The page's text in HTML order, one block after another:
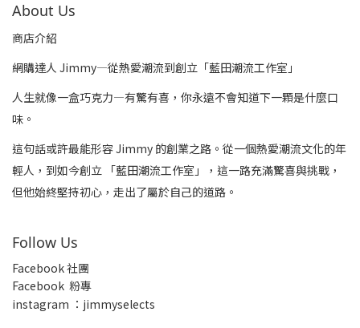
About Us
商店介紹
網購達人 Jimmy—從熱愛潮流到創立「藍田潮流工作室」
人生就像一盒巧克力—有驚有喜，你永遠不會知道下一顆是什麼口
味。
這句話或許最能形容 Jimmy 的創業之路。從一個熱愛潮流文化的年
輕人，到如今創立 「藍田潮流工作室」，這一路充滿驚喜與挑戰，
但他始終堅持初心，走出了屬於自己的道路。
Follow Us
Facebook 社團
Facebook 粉專
instagram ：jimmyselects